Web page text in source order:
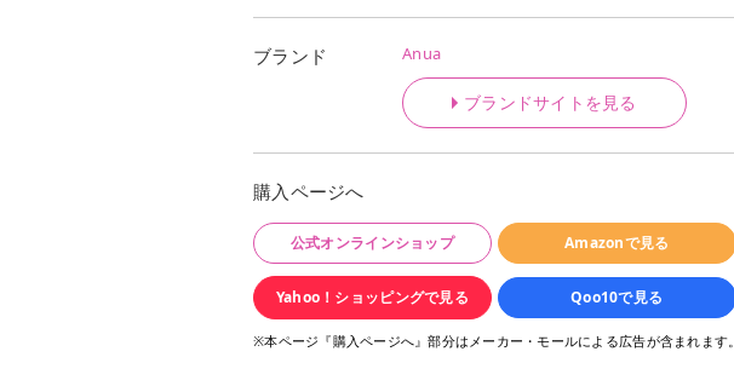
ブランド Anua
ブランドサイトを見る
購入ページへ
公式オンラインショップ Amazonで見る
Yahoo！ショッピングで見る Qoo10で見る
※本ページ『購入ページへ』部分はメーカー・モールによる広告が含まれます。